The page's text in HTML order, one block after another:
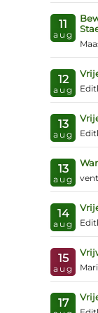
11
aug
12
aug
13
aug
13
aug
14
aug
15
aug
17